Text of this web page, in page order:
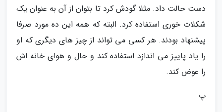
دست حالت داد. مثلا گودش کرد تا بتوان از آن به عنوان یک
شکلات خوری استفاده کرد. البته که همه این ده مورد صرفا
پیشنهاد بودند. هر کسی می تواند از چیز های دیگری که او
را یاد پاییز می اندازد استفاده کند و حال و هوای خانه اش
را عوض کند.
پ